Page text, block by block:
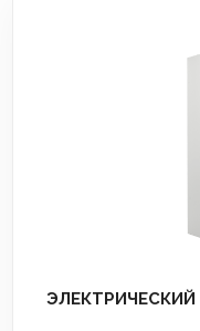
ЭЛЕКТРИЧЕСКИЙ